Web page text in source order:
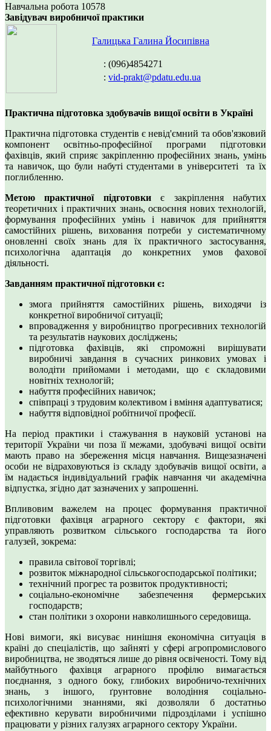
Навчальна робота 10578
Завідувач виробничої практики
Галицька Галина Йосипівна
: (096)4854271
: vid-prakt@pdatu.edu.ua
Практична підготовка здобувачів вищої освіти в Україні
Практична підготовка студентів є невід'ємний та обов'язковий
компонент освітньо-професійної програми підготовки
фахівців, який сприяє закріпленню професійних знань, умінь
та навичок, що були набуті студентами в університеті та їх
поглибленню.
Метою практичної підготовкиє закріплення набутих
теоретичних і практичних знань, освоєння нових технологій,
формування професійних умінь і навичок для прийняття
самостійних рішень, виховання потреби у систематичному
оновленні своїх знань для їх практичного застосування,
психологічна адаптація до конкретних умов фахової
діяльності.
Завданням практичної підготовки є:
змога прийняття самостійних рішень, виходячи із
конкретної виробничої ситуації;
впровадження у виробництво прогресивних технологій
та результатів наукових досліджень;
підготовка фахівців, які спроможні вирішувати
виробничі завдання в сучасних ринкових умовах і
володіти прийомами і методами, що є складовими
новітніх технологій;
набуття професійних навичок;
співпраці з трудовим колективом і вміння адаптуватися;
набуття відповідної робітничої професії.
На період практики і стажування в науковій установі на
території України чи поза її межами, здобувачі вищої освіти
мають право на збереження місця навчання. Вищезазначені
особи не відраховуються із складу здобувачів вищої освіти, а
їм надається індивідуальний графік навчання чи академічна
відпустка, згідно дат зазначених у запрошенні.
Впливовим важелем на процес формування практичної
підготовки фахівця аграрного сектору є фактори, які
управляють розвитком сільського господарства та його
галузей, зокрема:
правила світової торгівлі;
розвиток міжнародної сільськогосподарської політики;
технічний прогрес та розвиток продуктивності;
соціально-економічне забезпечення фермерських
господарств;
стан політики з охорони навколишнього середовища.
Нові вимоги, які висуває нинішня економічна ситуація в
країні до спеціалістів, що зайняті у сфері агропромислового
виробництва, не зводяться лише до рівня освіченості. Тому від
майбутнього фахівця аграрного профілю вимагається
поєднання, з одного боку, глибоких виробничо-технічних
знань, з іншого, ґрунтовне володіння соціально-
психологічними знаннями, які дозволяли б достатньо
ефективно керувати виробничими підрозділами і успішно
працювати у різних галузях аграрного сектору України.